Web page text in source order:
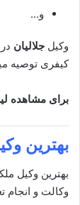
و…
وکیل جلالیان در
کیفری توصیه
برای مشاهده
بهترین
بهترین وکیل
وکالت و انجام